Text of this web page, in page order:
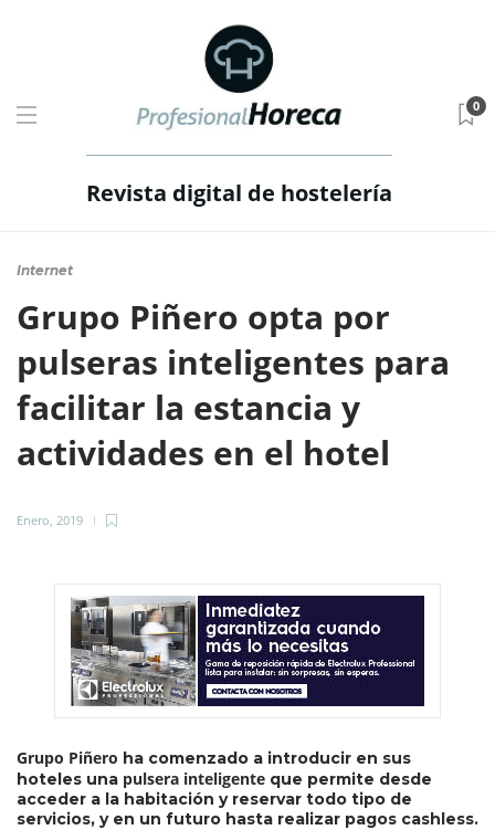
Revista digital de hostelería
0
Internet
Grupo Piñero opta por
pulseras inteligentes para
facilitar la estancia y
actividades en el hotel
Enero, 2019
Grupo Piñero ha comenzado a introducir en sus
hoteles una pulsera inteligente que permite desde
acceder a la habitación y reservar todo tipo de
servicios, y en un futuro hasta realizar pagos cashless.